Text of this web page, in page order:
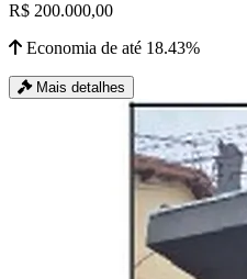
R$ 200.000,00
Economia de até 18.43%
Mais detalhes